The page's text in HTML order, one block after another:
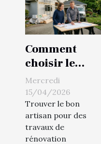
Comment
choisir le
meilleur
artisan pour
vos travaux de
rénovation
extérieure ?
Mercredi
15/04/2026
Trouver le bon
artisan pour des
travaux de
rénovation